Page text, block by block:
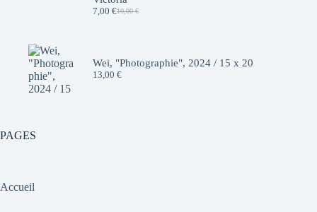
10,00€
Le
10,00 €.
7,00 €Le
7,00 €.
Wei, "Photographie", 2024 / 15 x 20
13,00 €
PAGES
Accueil